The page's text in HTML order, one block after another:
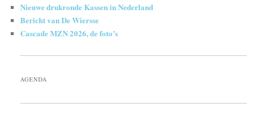
Nieuwe drukronde Kassen in Nederland
Bericht van De Wiersse
Cascade MZN 2026, de foto’s
AGENDA